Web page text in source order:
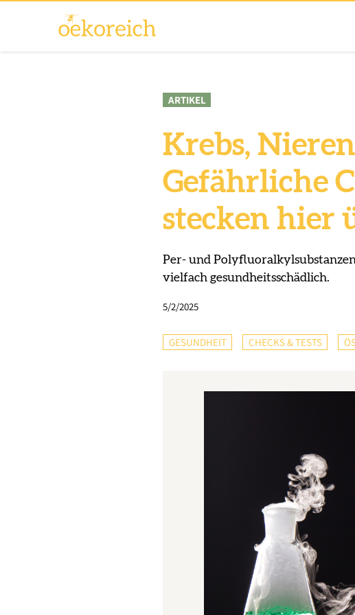
ARTIKEL
Krebs,
Gefährliche
stecken hier
Per- und
vielfach gesundheitsschädlich.
5/2/2025
GESUNDHEIT CHECKS & TESTS